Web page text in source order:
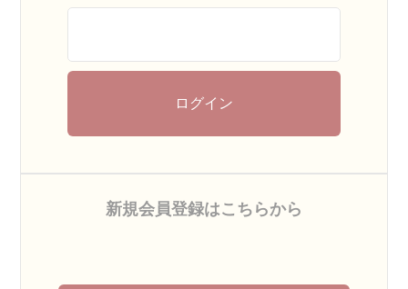
ログイン
新規会員登録はこちらから